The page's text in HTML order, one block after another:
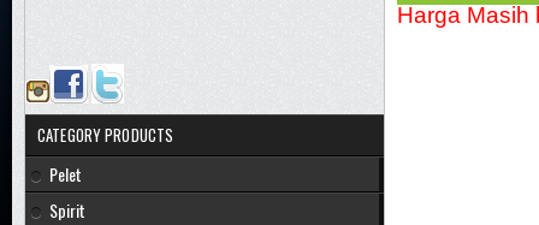
Harga Masih
CATEGORY PRODUCTS
Pelet
Spirit